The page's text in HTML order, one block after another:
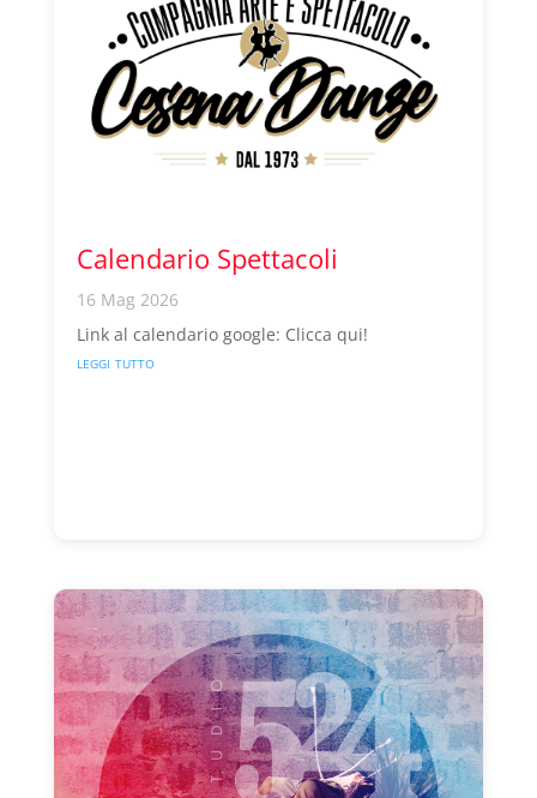
Calendario Spettacoli
16 Mag 2026
Link al calendario google: Clicca qui!
leggi tutto